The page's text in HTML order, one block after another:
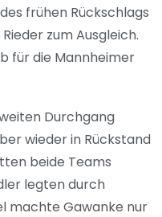
frühen Rückschlags
zum Ausgleich.
für die Mannheimer
Durchgang
wieder in Rückstand
beide Teams
legten durch
machte Gawanke nur